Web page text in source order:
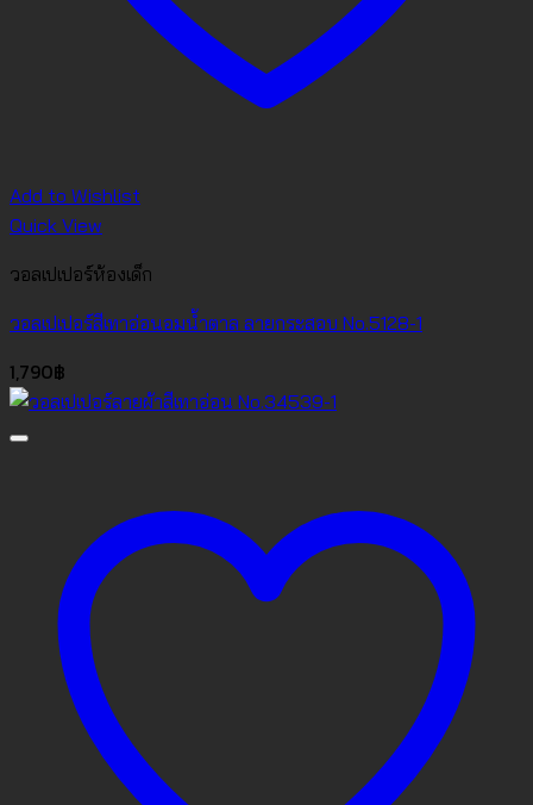
Add to Wishlist
Quick View
วอลเปเปอร์ห้องเด็ก
วอลเปเปอร์สีเทาอ่อนอมน้ำตาล ลายกระสอบ No.5128-1
1,790฿